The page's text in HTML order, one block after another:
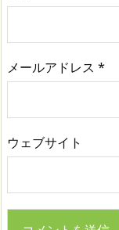
メールアドレス *
ウェブサイト